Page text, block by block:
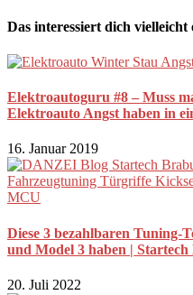
Das interessiert dich vielleicht
Elektroautoguru #8 – Muss
Elektroauto Angst haben in
16. Januar 2019
Diese 3 bezahlbaren Tuning-
und Model 3 haben | Startech
20. Juli 2022